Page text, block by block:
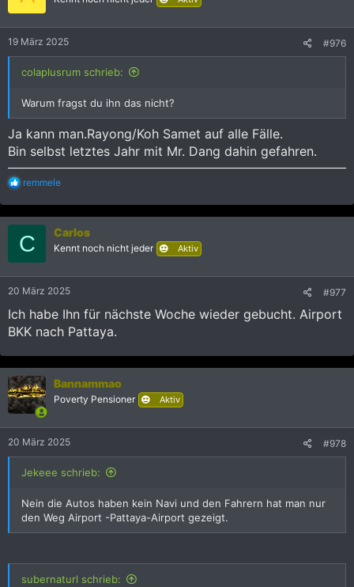
n
:
19 März 2025 #976
colaplusrum schrieb:
Warum fragst du ihn das nicht?
Ja kann man.Rayong/Koh Samet auf alle Fälle.
Bin selbst letztes Jahr mit Mr. Dang dahin gefahren.
R
a
k
i
n
remmele
C Carlos
Kennt noch nicht jeder Aktiv
20 März 2025 #977
Ich habe Ihn für nächste Woche wieder gebucht. Airport
BKK nach Pattaya.
Bannammao
Poverty Pensioner Aktiv
20 März 2025 #978
Jekeee schrieb:
Nein die Autos haben kein Navi und den Fahrern hat man nur
den Weg Airport -Pattaya-Airport gezeigt.
subernaturl schrieb: